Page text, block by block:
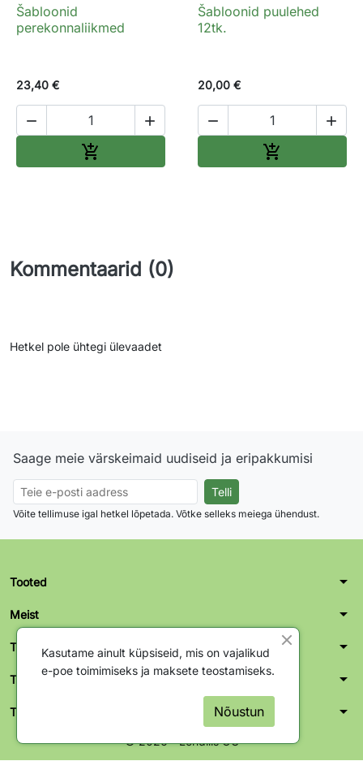
Šabloonid
perekonnaliikmed
23,40 €
 

Šabloonid puulehed
12tk.
20,00 €
 

Kommentaarid (0)
Hetkel pole ühtegi ülevaadet
Saage meie värskeimaid uudiseid ja eripakkumisi
Võite tellimuse igal hetkel lõpetada. Võtke selleks meiega ühendust.
Tooted arrow_drop_down
Meist arrow_drop_down
Teie konto arrow_drop_down
Tallinn kontor-ladu arrow_drop_down
Tartu kontor-ladu arrow_drop_down
© 2026 - Lendliis OÜ
Kasutame ainult küpsiseid, mis on vajalikud
e-poe toimimiseks ja maksete teostamiseks.
Nõustun